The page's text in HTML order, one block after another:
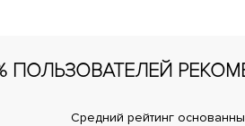
ПОЛЬЗОВАТЕЛЕЙ
Средний рейтинг